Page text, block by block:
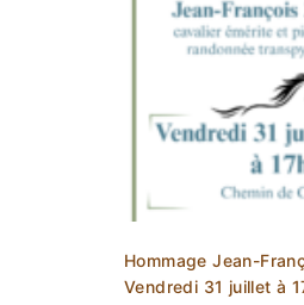
Hommage Jean-
Vendredi 31 juillet à